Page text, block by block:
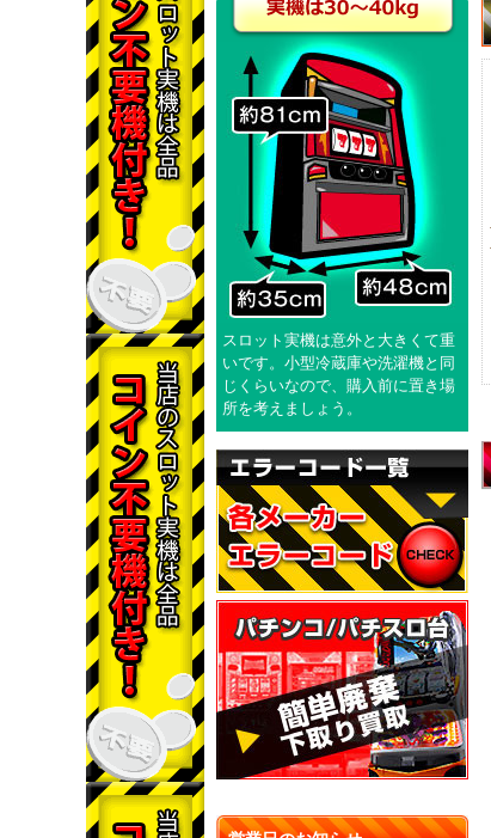
スロット実機は意外と大きくて重
いです。小型冷蔵庫や洗濯機と同
じくらいなので、購入前に置き場
所を考えましょう。